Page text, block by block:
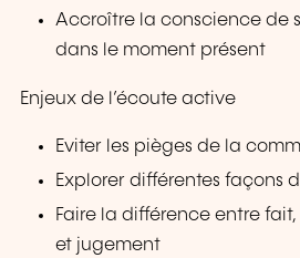
Accroître la conscience de
dans le moment présent
Enjeux de l’écoute active
Eviter les pièges de la
Explorer différentes façons
Faire la différence entre
et jugement